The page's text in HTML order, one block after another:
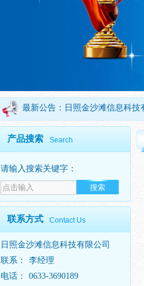
最新公告： 日照金沙滩信息科技
欢迎访问日照金沙滩信息科技有
产品搜索 Search
请输入搜索关键字：
联系方式 Contact Us
日照金沙滩信息科技有限公司
联系：
电话：
李经理
0633-3690189